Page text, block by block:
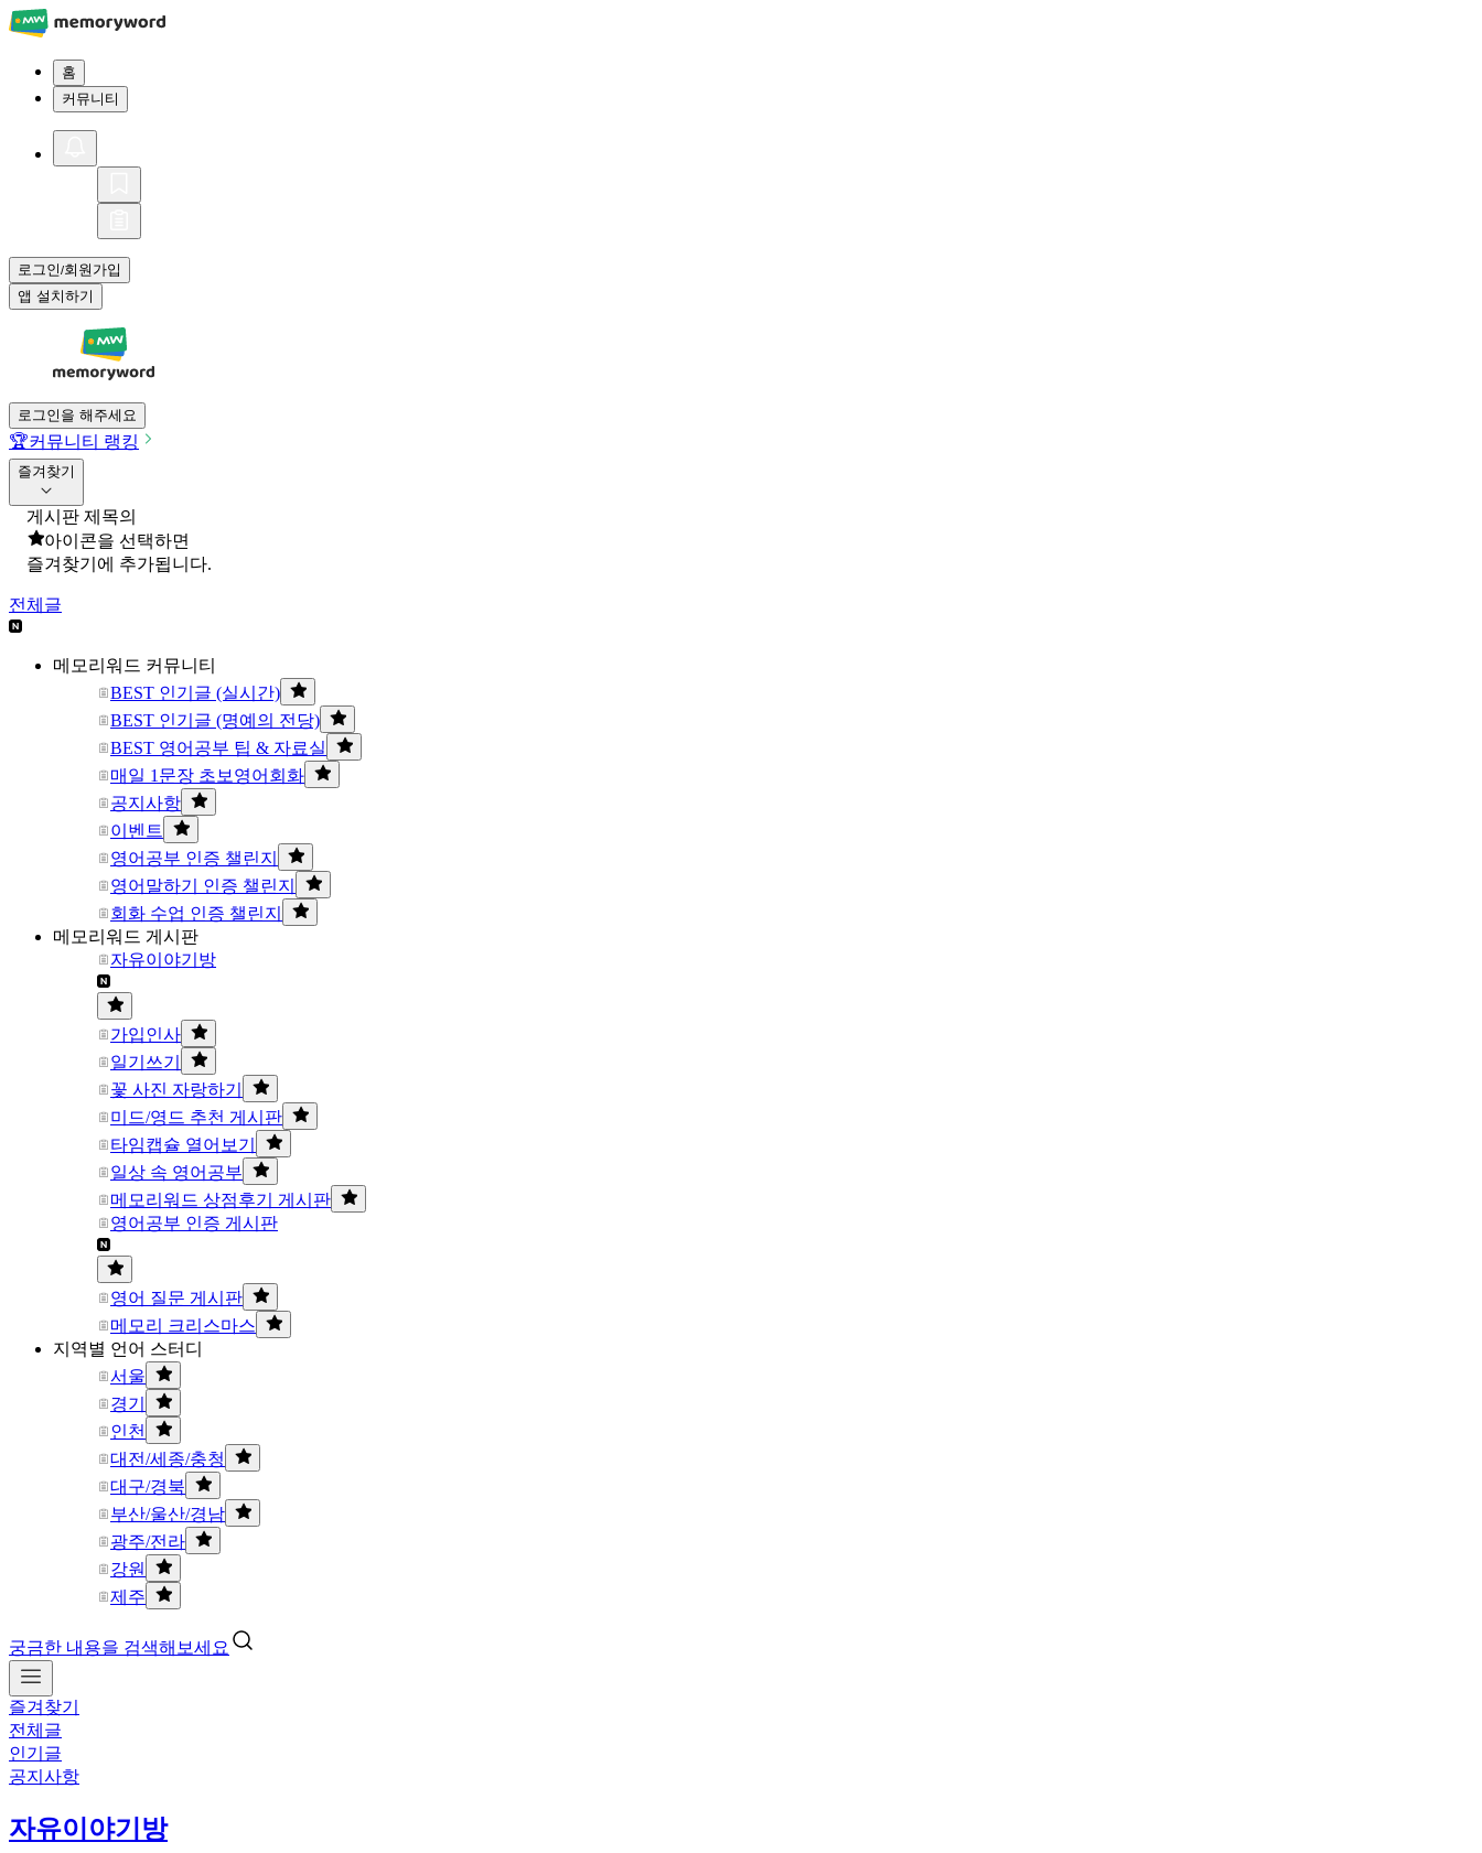
홈
커뮤니티
로그인/회원가입
앱 설치하기
로그인을 해주세요
🏆커뮤니티 랭킹
즐겨찾기
게시판 제목의
아이콘을 선택하면
즐겨찾기에 추가됩니다.
전체글
메모리워드 커뮤니티
BEST 인기글 (실시간)
BEST 인기글 (명예의 전당)
BEST 영어공부 팁 & 자료실
매일 1문장 초보영어회화
공지사항
이벤트
영어공부 인증 챌린지
영어말하기 인증 챌린지
회화 수업 인증 챌린지
메모리워드 게시판
자유이야기방
가입인사
일기쓰기
꽃 사진 자랑하기
미드/영드 추천 게시판
타임캡슐 열어보기
일상 속 영어공부
메모리워드 상점후기 게시판
영어공부 인증 게시판
영어 질문 게시판
메모리 크리스마스
지역별 언어 스터디
서울
경기
인천
대전/세종/충청
대구/경북
부산/울산/경남
광주/전라
강원
제주
궁금한 내용을 검색해보세요
즐겨찾기
전체글
인기글
공지사항
자유이야기방